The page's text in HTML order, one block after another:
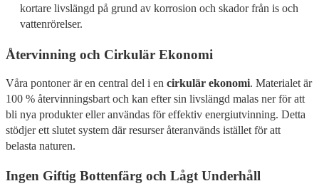
kortare livslängd på grund av korrosion och skador från is och
vattenrörelser.
Återvinning och Cirkulär Ekonomi
Våra pontoner är en central del i en cirkulär ekonomi. Materialet är
100 % återvinningsbart och kan efter sin livslängd malas ner för att
bli nya produkter eller användas för effektiv energiutvinning. Detta
stödjer ett slutet system där resurser återanvänds istället för att
belasta naturen.
Ingen Giftig Bottenfärg och Lågt Underhåll